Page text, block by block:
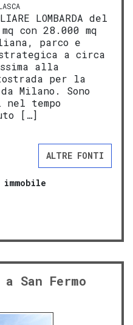
LOMBARDA del
con 28.000 mq
parco e
a circa
alla
per la
Milano. Sono
tempo
[…]
ALTRE FONTI
immobile
Fermo